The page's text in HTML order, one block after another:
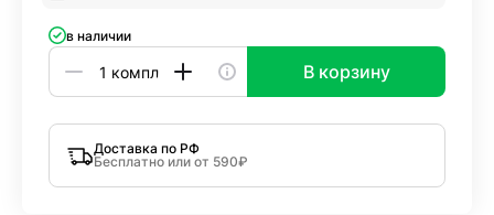
в наличии
В корзину
Доставка по РФ
Бесплатно или от 590₽